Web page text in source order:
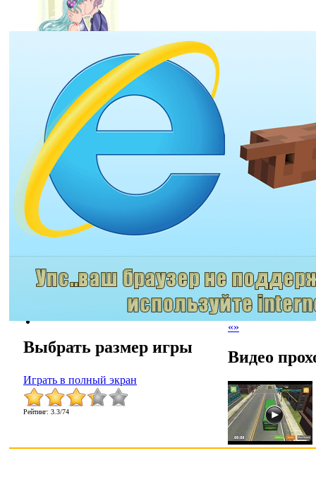
«»
Выбрать размер игры
Играть в полный экран
Рейтинг: 3.3/74
Видео